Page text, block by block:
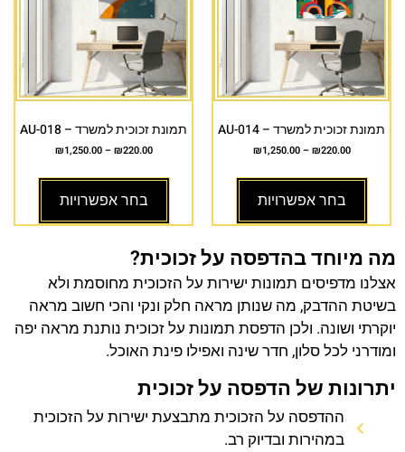
תמונת זכוכית למשרד – AU-014
₪220.00
–
₪1,250.00
בחר אפשרויות
תמונת זכוכית למשרד – AU-018
₪220.00
–
₪1,250.00
בחר אפשרויות
מה מיוחד בהדפסה על זכוכית?
אצלנו מדפיסים תמונות ישירות על הזכוכית מחוסמת ולא
בשיטת ההדבק, מה שנותן מראה חלק ונקי והכי חשוב מראה
יוקרתי ושונה. ולכן הדפסת תמונות על זכוכית נותנת מראה יפה
ומודרני לכל סלון, חדר שינה ואפילו פינת האוכל.
יתרונות של הדפסה על זכוכית
ההדפסה על הזכוכית מתבצעת ישירות על הזכוכית
במהירות ובדיוק רב.